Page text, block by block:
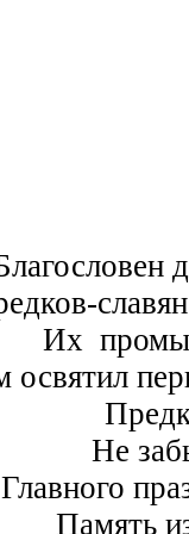
Их
освятил
Не
Главного
Память